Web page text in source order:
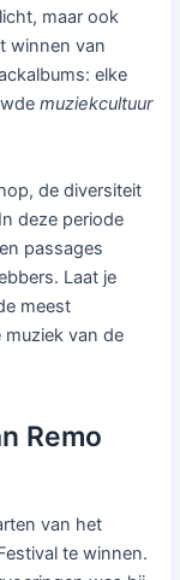
maar ook
winnen van
elke
muziekcultuur
de diversiteit
deze periode
passages
Laat je
meest
muziek van de
Remo
van het
te winnen.